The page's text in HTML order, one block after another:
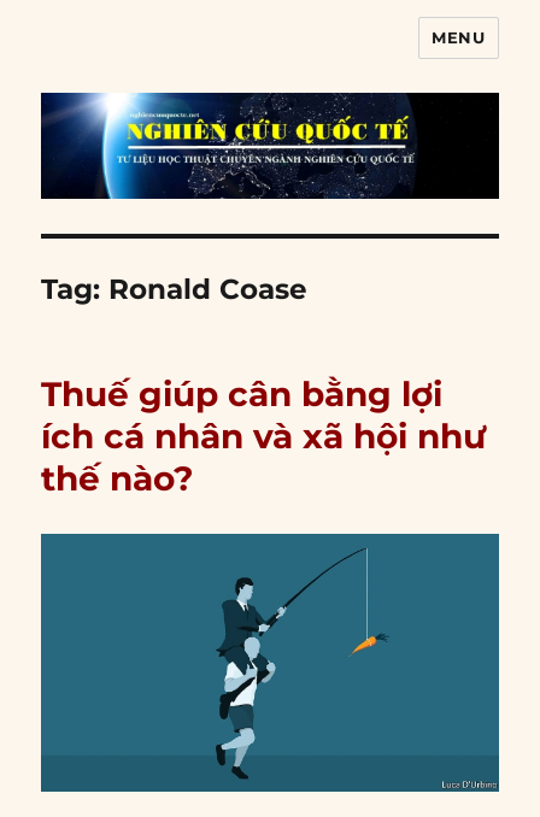
MENU
Tag: Ronald Coase
Thuế giúp cân bằng lợi
ích cá nhân và xã hội như
thế nào?